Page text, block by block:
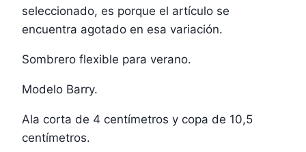
seleccionado, es porque el artículo se
encuentra agotado en esa variación.
Sombrero flexible para verano.
Modelo Barry.
Ala corta de 4 centímetros y copa de 10,5
centímetros.